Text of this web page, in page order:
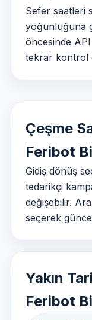
Sefer saatleri
yoğunluğuna
öncesinde
tekrar kontrol
Çeşme
Feribot
Gidiş dönüş
tedarikçi
değişebilir.
seçerek
Yakın
Feribot